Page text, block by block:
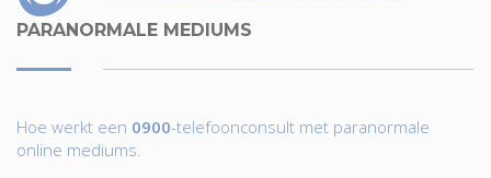
PARANORMALE MEDIUMS
Hoe werkt een 0900-telefoonconsult met paranormale
online mediums.